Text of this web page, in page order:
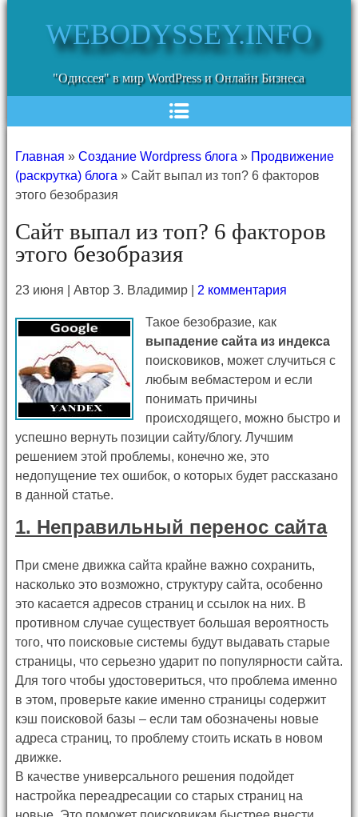
WEBODYSSEY.INFO
"Одиссея" в мир WordPress и Онлайн Бизнеса
Главная » Создание Wordpress блога » Продвижение
(раскрутка) блога » Сайт выпал из топ? 6 факторов
этого безобразия
Сайт выпал из топ? 6 факторов
этого безобразия
23 июня | Автор З. Владимир | 2 комментария
Такое безобразие, как
выпадение сайта из индекса
поисковиков, может случиться с
любым вебмастером и если
понимать причины
происходящего, можно быстро и
успешно вернуть позиции сайту/блогу. Лучшим
решением этой проблемы, конечно же, это
недопущение тех ошибок, о которых будет рассказано
в данной статье.
1. Неправильный перенос сайта
При смене движка сайта крайне важно сохранить,
насколько это возможно, структуру сайта, особенно
это касается адресов страниц и ссылок на них. В
противном случае существует большая вероятность
того, что поисковые системы будут выдавать старые
страницы, что серьезно ударит по популярности сайта.
Для того чтобы удостовериться, что проблема именно
в этом, проверьте какие именно страницы содержит
кэш поисковой базы – если там обозначены новые
адреса страниц, то проблему стоить искать в новом
движке.
В качестве универсального решения подойдет
настройка переадресации со старых страниц на